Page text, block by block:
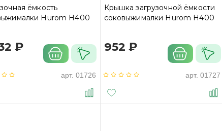
ёмкость
Hurom H400
₽
арт. 01726
Крышка загрузочной ёмкости
соковыжималки Hurom H400
952 ₽
арт. 01727